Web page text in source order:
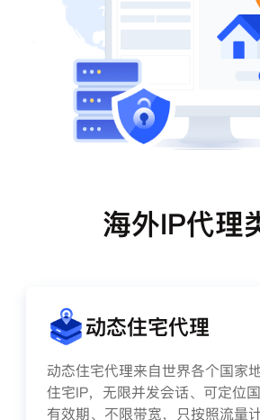
海外IP代理
动态住宅代理
动态住宅代理来自世界各个国家
住宅IP，无限并发会话、可定位
有效期、不限带宽，只按照流量